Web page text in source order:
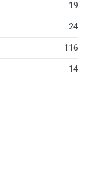
19
24
116
14